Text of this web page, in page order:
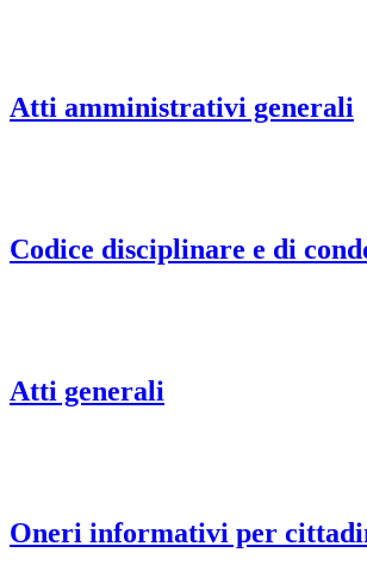
Atti amministrativi generali
Codice disciplinare e di
Atti generali
Oneri informativi per